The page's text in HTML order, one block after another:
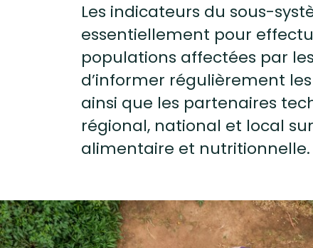
Les indicateurs du sous-
essentiellement pour
populations affectées par
d’informer régulièrement
ainsi que les partenaires
régional, national et local
alimentaire et nutritionnelle.